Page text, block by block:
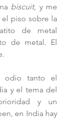
biscuit, y me
piso sobre la
de metal
y el tema del
y un
en India hay